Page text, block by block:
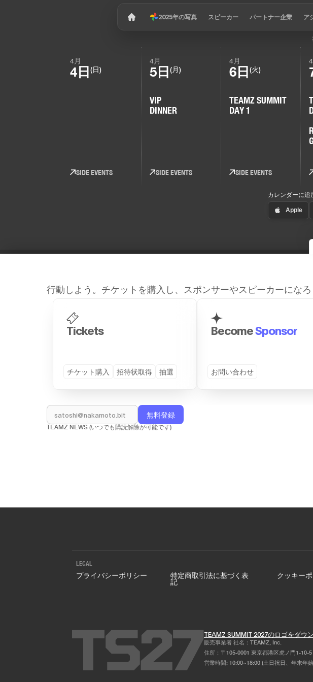
2025年の写真 スピーカー パートナー企業 ア
行動しよう。チケットを購入し、スポンサーやスピーカーにな
Tickets
チケット購入 招待状取得 抽選
BecomeSponsor
お問い合わせ
TEAMZ NEWS (いつでも購読解除が可能です)
4月
4日 (日)
SIDE EVENTS
4月
5日(月)
VIP
DINNER
SIDE EVENTS
4月
6日(火)
TEAMZ SUMMIT
DAY 1
SIDE EVENTS
カレンダーに追
Site Map
トップページ
スピーカー
プログラム (TS26)
VIP Dinner
LEGAL
プライバシーポリシー 特定商取引法に基づく表
記
クッキー
TEAMZ SUMMIT 2027のロゴをダウ
販売事業者 社名：TEAMZ, Inc.
住所：〒105-0001 東京都港区虎ノ門1-10-
営業時間: 10:00~18:00 (土日祝日、年末年